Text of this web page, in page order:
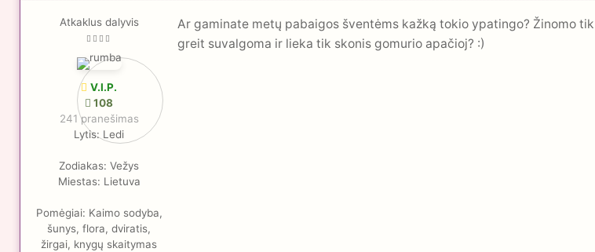
Atkaklus dalyvis
V.I.P.
108
241 pranešimas
Lytis: Ledi
Zodiakas: Vežys
Miestas: Lietuva
Pomėgiai: Kaimo sodyba,
šunys, flora, dviratis,
žirgai, knygų skaitymas
Ar gaminate metų pabaigos šventėms kažką tokio ypatingo? Žinomo
greit suvalgoma ir lieka tik skonis gomurio apačioj? :)